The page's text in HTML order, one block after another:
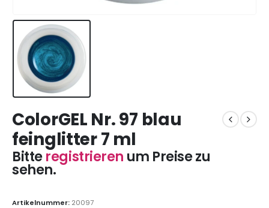
ColorGEL Nr. 97 blau
feinglitter 7 ml
Bitteregistrieren um Preise zu
sehen.
Artikelnummer: 20097